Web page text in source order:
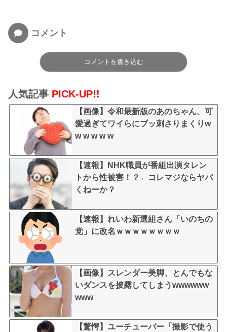
コメント
コメントを書き込む
人気記事 PICK-UP!!
【画像】令和最新版のあのちゃん、可
愛過ぎてワイらにブッ刺さりまくりw
w w w w w
【速報】NHK職員が番組出演タレン
トから性被害！？←コレマジならヤバ
くねーか？
【速報】れいわ新選組さん「いのちの
党」に改名ｗｗｗｗｗｗｗｗ
【画像】スレンダー美脚、とんでもな
いダンスを披露してしまうwwwwww
www
【驚愕】ユーチューバー「撮影で使う